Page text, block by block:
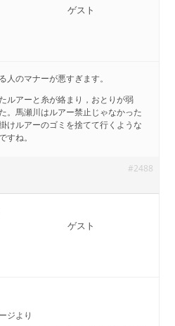
ゲスト
人のマナーが悪すぎます。
ルアーと糸が絡まり，おとりが弱
。馬瀬川はルアー禁止じゃなかった
ルアーのゴミを捨てて行くような
すね。
#2488
ゲスト
ジより